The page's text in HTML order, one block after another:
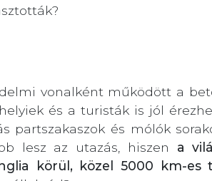
vonalként működött a
és a turisták is jól
partszakaszok és mólók
lesz az utazás, hiszen a
körül, közel 5000 km-es